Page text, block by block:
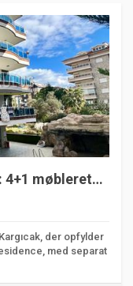
møbleret
der opfylder
med separat